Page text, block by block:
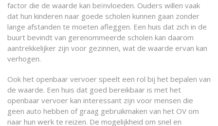
factor die de waarde kan beïnvloeden. Ouders willen vaak
dat hun kinderen naar goede scholen kunnen gaan zonder
lange afstanden te moeten afleggen. Een huis dat zich in de
buurt bevindt van gerenommeerde scholen kan daarom
aantrekkelijker zijn voor gezinnen, wat de waarde ervan kan
verhogen.
Ook het openbaar vervoer speelt een rol bij het bepalen van
de waarde. Een huis dat goed bereikbaar is met het
openbaar vervoer kan interessant zijn voor mensen die
geen auto hebben of graag gebruikmaken van het OV om
naar hun werk te reizen. De mogelijkheid om snel en